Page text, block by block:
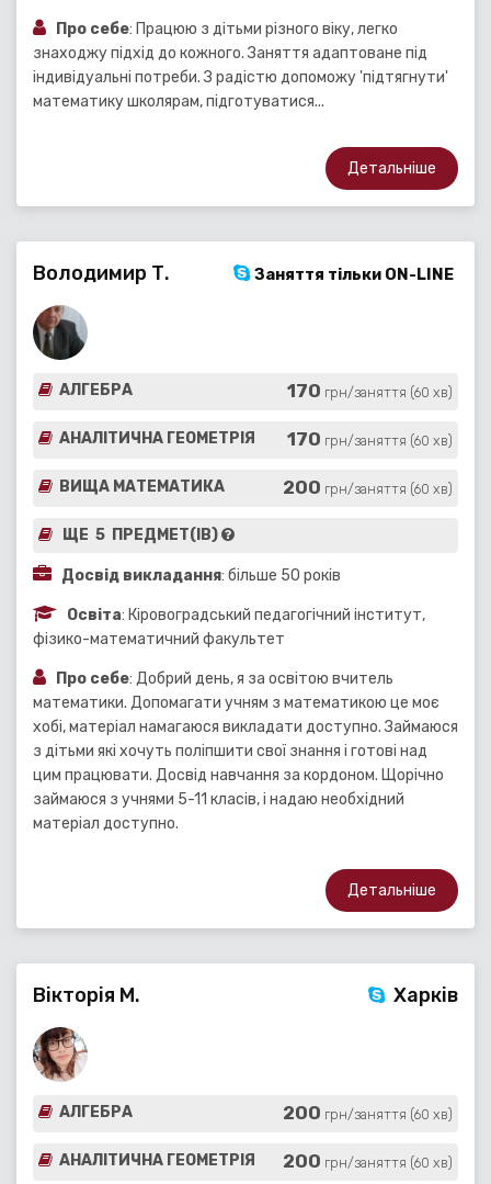
Про себе: Працюю з дітьми різного віку, легко
знаходжу підхід до кожного. Заняття адаптоване під
індивідуальні потреби. З радістю допоможу 'підтягнути'
математику школярам, підготуватися...
Детальніше
Володимир Т. Заняття тільки ON-LINE
АЛГЕБРА 170 грн/заняття (60 хв)
АНАЛІТИЧНА ГЕОМЕТРІЯ 170 грн/заняття (60 хв)
ВИЩА МАТЕМАТИКА 200 грн/заняття (60 хв)
ЩЕ 5 ПРЕДМЕТ(ІВ)
Досвід викладання: більше 50 років
Освіта: Кіровоградський педагогічний інститут,
фізико-математичний факультет
Про себе: Добрий день, я за освітою вчитель
математики. Допомагати учням з математикою це моє
хобі, матеріал намагаюся викладати доступно. Займаюся
з дітьми які хочуть поліпшити свої знання і готові над
цим працювати. Досвід навчання за кордоном. Щорічно
займаюся з учнями 5-11 класів, і надаю необхідний
матеріал доступно.
Детальніше
Вікторія М. Харків
АЛГЕБРА 200 грн/заняття (60 хв)
АНАЛІТИЧНА ГЕОМЕТРІЯ 200 грн/заняття (60 хв)